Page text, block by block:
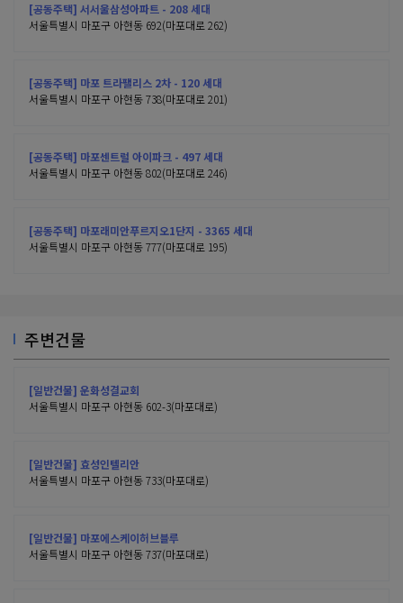
[공동주택] 서서울삼성아파트 - 208 세대
서울특별시 마포구 아현동 692(마포대로 262)
[공동주택] 마포 트라팰리스 2차 - 120 세대
서울특별시 마포구 아현동 738(마포대로 201)
[공동주택] 마포센트럴 아이파크 - 497 세대
서울특별시 마포구 아현동 802(마포대로 246)
[공동주택] 마포래미안푸르지오1단지 - 3365 세대
서울특별시 마포구 아현동 777(마포대로 195)
주변건물
[일반건물] 운화성결교회
서울특별시 마포구 아현동 602-3(마포대로)
[일반건물] 효성인텔리안
서울특별시 마포구 아현동 733(마포대로)
[일반건물] 마포에스케이허브블루
서울특별시 마포구 아현동 737(마포대로)